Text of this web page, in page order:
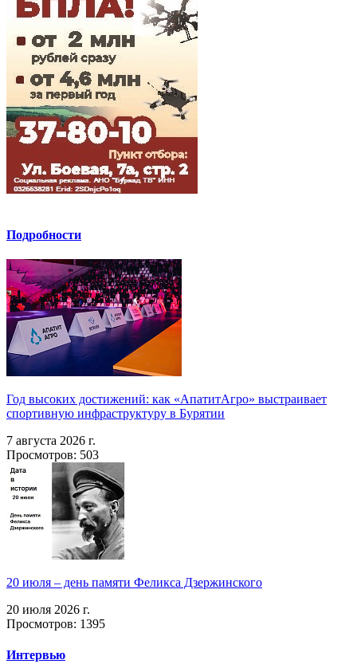
Подробности
Год высоких достижений: как «АпатитАгро» выстраивает
спортивную инфраструктуру в Бурятии
7 августа 2026 г.
Просмотров: 503
20 июля – день памяти Феликса Дзержинского
20 июля 2026 г.
Просмотров: 1395
Интервью